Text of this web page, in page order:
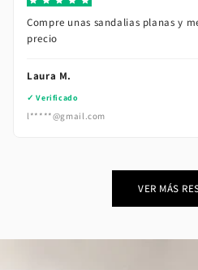
Compre unas sandalias planas y
precio
Laura M.
✓ Verificado
l*****@gmail.com
VER MÁS